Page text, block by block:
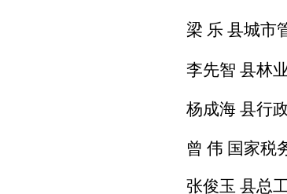
梁 乐 县城市
李先智 县林
杨成海县行
曾 伟 国家税
张俊玉 县总